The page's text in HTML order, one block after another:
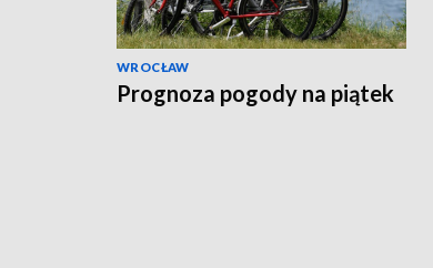
WROCŁAW
Prognoza pogody na piątek